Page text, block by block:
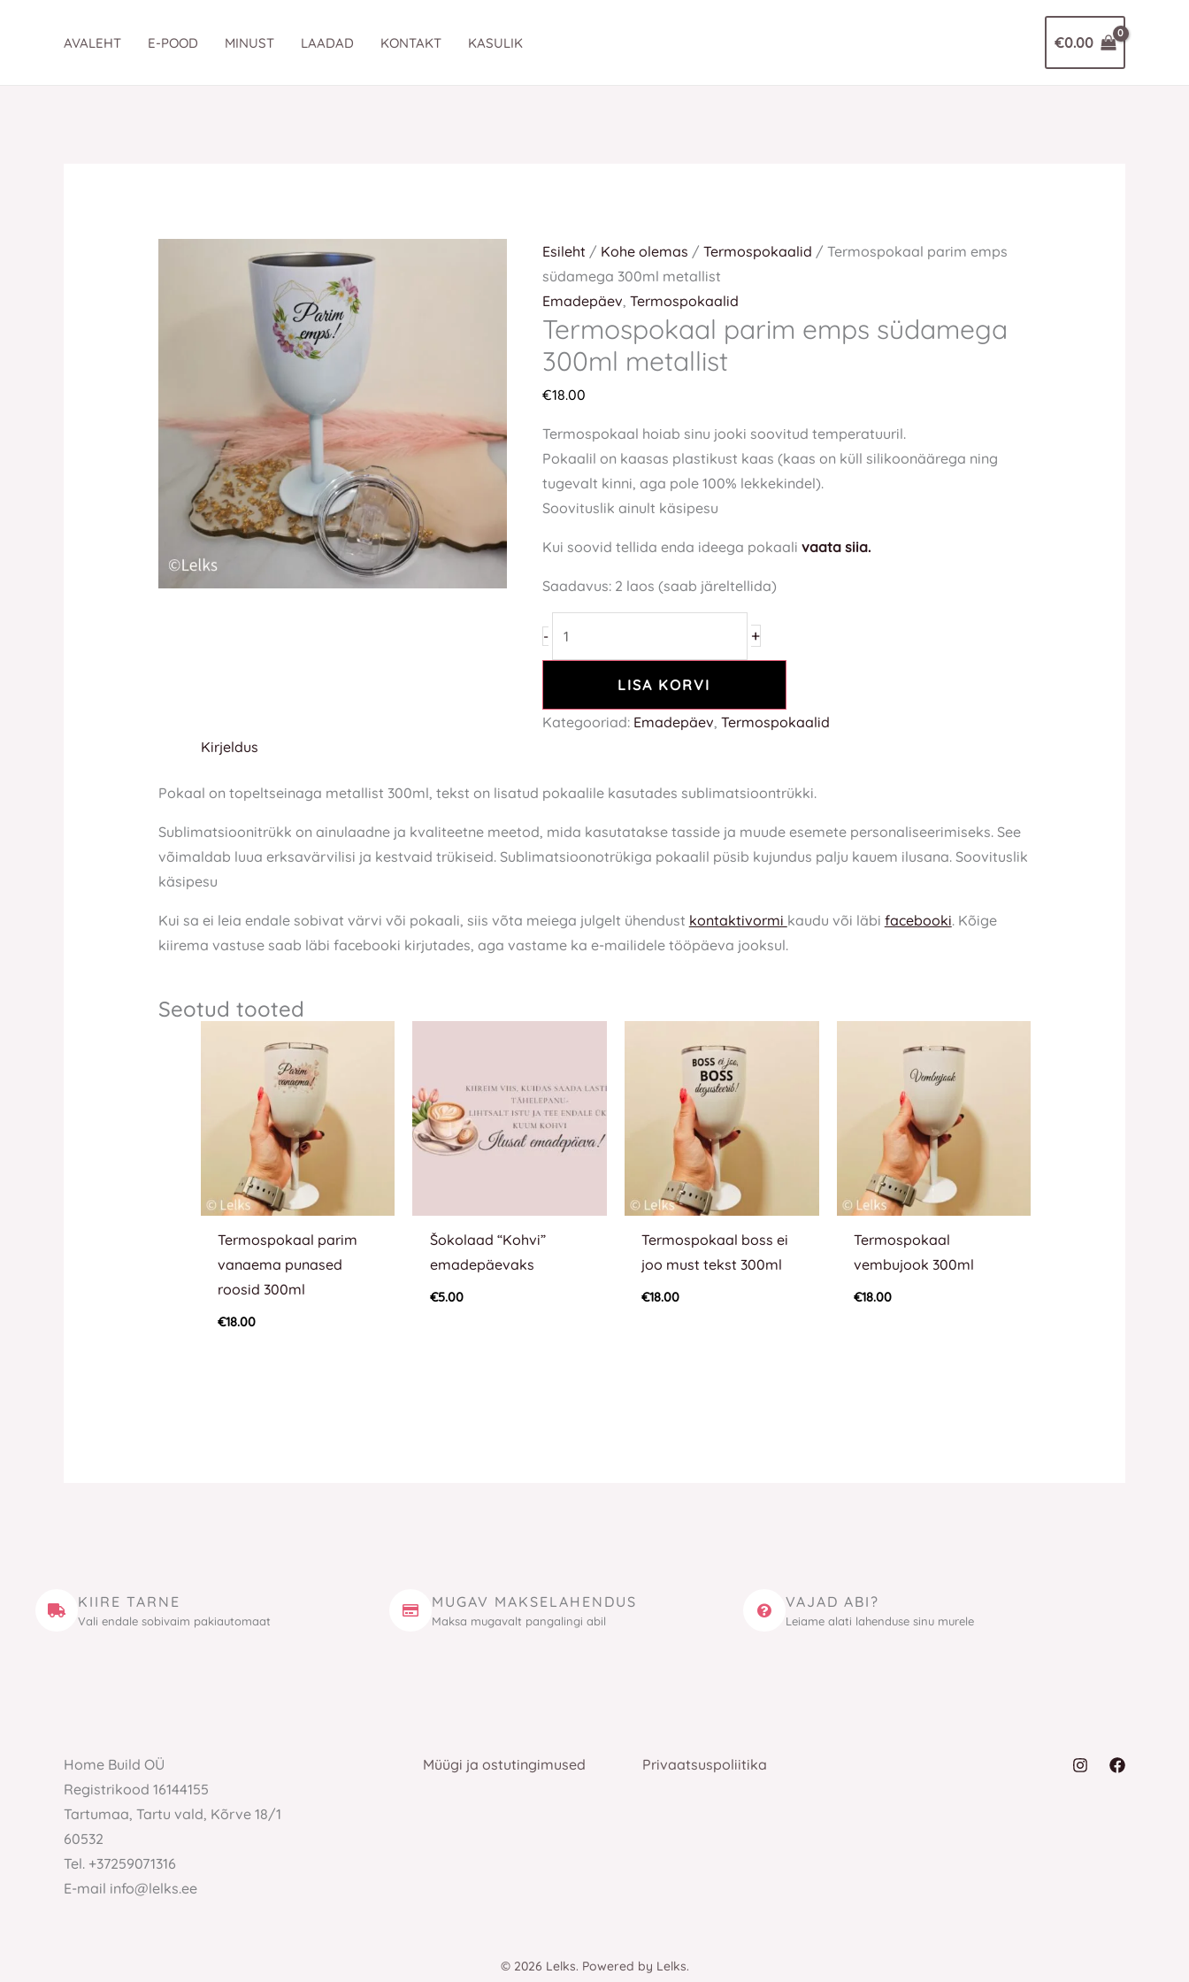
AVALEHT E-POOD MINUST LAADAD KONTAKT KASULIK €0.00
Esileht/ Kohe olemas / Termospokaalid / Termospokaal parim emps
südamega 300ml metallist
Emadepäev, Termospokaalid
Termospokaal parim emps südamega
300ml metallist
€18.00
Termospokaal hoiab sinu jooki soovitud temperatuuril.
Pokaalil on kaasas plastikust kaas (kaas on küll silikoonäärega ning
tugevalt kinni, aga pole 100% lekkekindel).
Soovituslik ainult käsipesu
Kui soovid tellida enda ideega pokaali vaata siia.
Saadavus: 2 laos (saab järeltellida)
- +
LISA KORVI
Kategooriad: Emadepäev, Termospokaalid
Kirjeldus
Pokaal on topeltseinaga metallist 300ml, tekst on lisatud pokaalile kasutades sublimatsioontrükki.
Sublimatsioonitrükk on ainulaadne ja kvaliteetne meetod, mida kasutatakse tasside ja muude esemete personaliseerimiseks. See
võimaldab luua erksavärvilisi ja kestvaid trükiseid. Sublimatsioonotrükiga pokaalil püsib kujundus palju kauem ilusana. Soovituslik
käsipesu
Kui sa ei leia endale sobivat värvi või pokaali, siis võta meiega julgelt ühendust kontaktivormi kaudu või läbi facebooki. Kõige
kiirema vastuse saab läbi facebooki kirjutades, aga vastame ka e-mailidele tööpäeva jooksul.
Seotud tooted
Termospokaal parim
vanaema punased
roosid 300ml
€18.00
Šokolaad “Kohvi”
emadepäevaks
€5.00
Termospokaal boss ei
joo must tekst 300ml
€18.00
Termospokaal
vembujook 300ml
€18.00
KIIRE TARNE
Vali endale sobivaim pakiautomaat
MUGAV MAKSELAHENDUS
Maksa mugavalt pangalingi abil
VAJAD ABI?
Leiame alati lahenduse sinu murele
Home Build OÜ
Registrikood 16144155
Tartumaa, Tartu vald, Kõrve 18/1
60532
Tel. +37259071316
E-mail info@lelks.ee
Müügi ja ostutingimused Privaatsuspoliitika
© 2026 Lelks. Powered by Lelks.